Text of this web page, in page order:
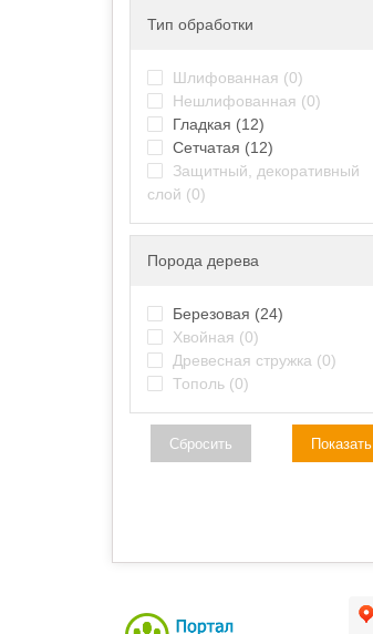
Тип обработки
Шлифованная (0)
Нешлифованная (0)
Гладкая (12)
Сетчатая (12)
Защитный, декоративный
слой (0)
Порода дерева
Березовая (24)
Хвойная (0)
Древесная стружка (0)
Тополь (0)
Сбросить Показать